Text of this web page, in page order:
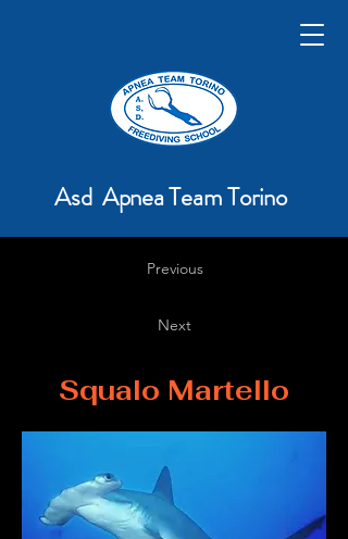
Asd Apnea Team Torino
Previous
Next
Squalo Martello